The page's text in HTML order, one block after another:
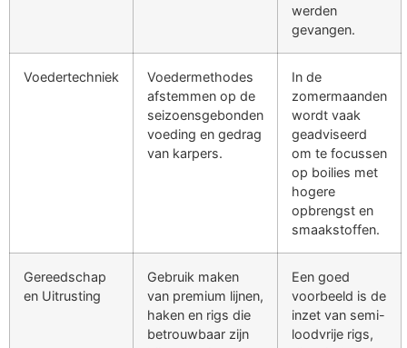
werden
gevangen.
Voedertechniek
Voedermethodes
afstemmen op de
seizoensgebonden
voeding en gedrag
van karpers.
In de
zomermaanden
wordt vaak
geadviseerd
om te focussen
op boilies met
hogere
opbrengst en
smaakstoffen.
Gereedschap
en Uitrusting
Gebruik maken
van premium lijnen,
haken en rigs die
betrouwbaar zijn
Een goed
voorbeeld is de
inzet van semi-
loodvrije rigs,